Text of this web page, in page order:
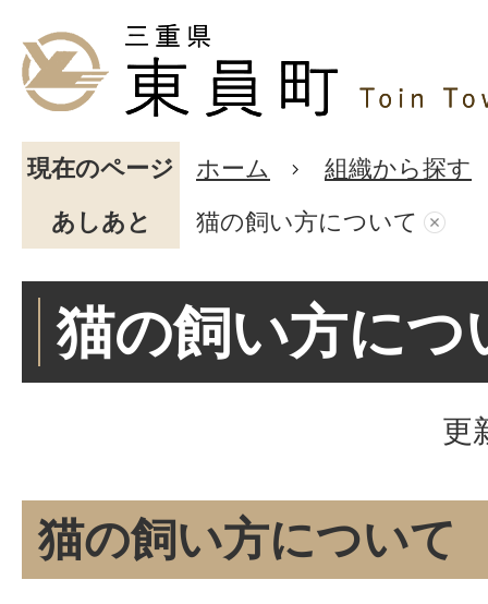
現在のページ ホーム
組織から探す
あしあと
猫の飼い方について
猫の飼い方につ
更
猫の飼い方について